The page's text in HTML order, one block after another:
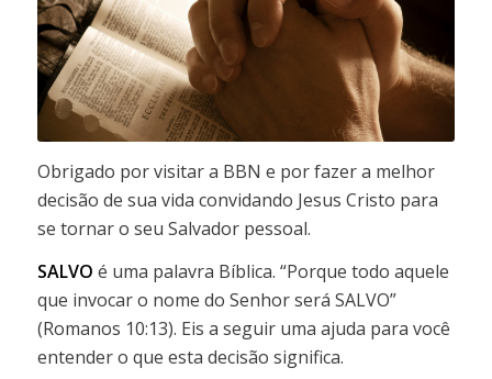
Obrigado por visitar a BBN e por fazer a melhor
decisão de sua vida convidando Jesus Cristo para
se tornar o seu Salvador pessoal.
SALVO é uma palavra Bíblica. “Porque todo aquele
que invocar o nome do Senhor será SALVO”
(Romanos 10:13). Eis a seguir uma ajuda para você
entender o que esta decisão significa.